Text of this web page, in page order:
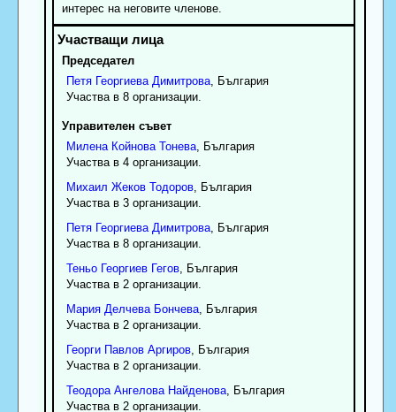
интерес на неговите членове.
Председател
Петя Георгиева Димитрова, България
Участва в 8 организации.
Управителен съвет
Милена Койнова Тонева, България
Участва в 4 организации.
Михаил Жеков Тодоров, България
Участва в 3 организации.
Петя Георгиева Димитрова, България
Участва в 8 организации.
Теньо Георгиев Гегов, България
Участва в 2 организации.
Мария Делчева Бончева, България
Участва в 2 организации.
Георги Павлов Аргиров, България
Участва в 2 организации.
Теодора Ангелова Найденова, България
Участва в 2 организации.